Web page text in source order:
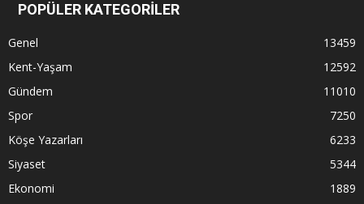
POPÜLER KATEGORİLER
Genel
13459
Kent-Yaşam
12592
Gündem
11010
Spor
7250
Köşe Yazarları
6233
Siyaset
5344
Ekonomi
1889